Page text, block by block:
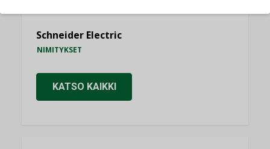
Schneider Electric
NIMITYKSET
KATSO KAIKKI